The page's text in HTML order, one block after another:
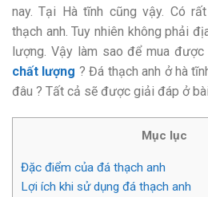
nay. Tại Hà tĩnh cũng vậy. Có
thạch anh. Tuy nhiên không phải
lượng. Vậy làm sao để mua được
chất lượng ? Đá thạch anh ở hà
đâu ? Tất cả sẽ được giải đáp ở
Mục lục
Đặc điểm của đá thạch anh
Lợi ích khi sử dụng đá thạch anh